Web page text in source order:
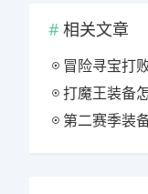
相关文章
冒险寻宝打
打魔王装备
第二赛季装